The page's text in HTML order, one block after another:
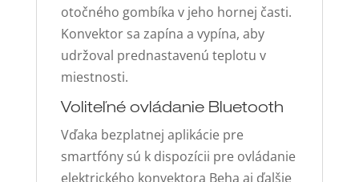
otočného gombíka v jeho hornej časti.
Konvektor sa zapína a vypína, aby
udržoval prednastavenú teplotu v
miestnosti.
Voliteľné ovládanie Bluetooth
Vďaka bezplatnej aplikácie pre
smartfóny sú k dispozícii pre ovládanie
elektrického konvektora Beha aj ďalšie